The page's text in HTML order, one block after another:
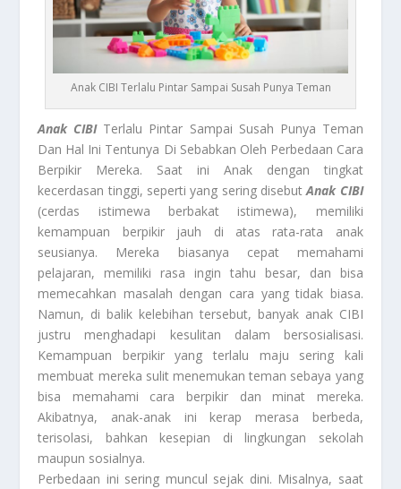
Anak CIBI Terlalu Pintar Sampai Susah Punya Teman
Anak CIBITerlalu Pintar Sampai Susah Punya Teman
Dan Hal Ini Tentunya Di Sebabkan Oleh Perbedaan Cara
Berpikir Mereka. Saat ini Anak dengan tingkat
kecerdasan tinggi, seperti yang sering disebutAnak CIBI
(cerdas istimewa berbakat istimewa), memiliki
kemampuan berpikir jauh di atas rata-rata anak
seusianya. Mereka biasanya cepat memahami
pelajaran, memiliki rasa ingin tahu besar, dan bisa
memecahkan masalah dengan cara yang tidak biasa.
Namun, di balik kelebihan tersebut, banyak anak CIBI
justru menghadapi kesulitan dalam bersosialisasi.
Kemampuan berpikir yang terlalu maju sering kali
membuat mereka sulit menemukan teman sebaya yang
bisa memahami cara berpikir dan minat mereka.
Akibatnya, anak-anak ini kerap merasa berbeda,
terisolasi, bahkan kesepian di lingkungan sekolah
maupun sosialnya.
Perbedaan ini sering muncul sejak dini. Misalnya, saat